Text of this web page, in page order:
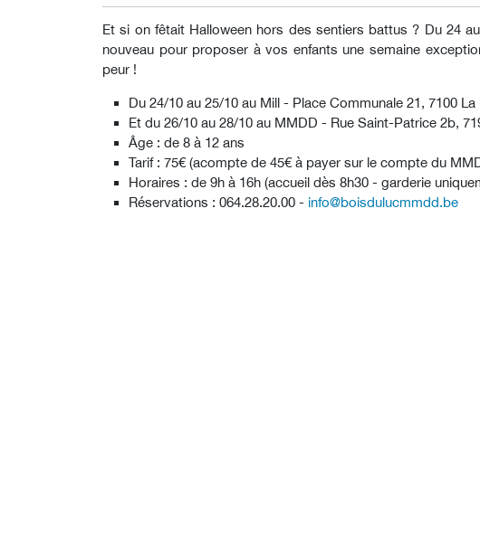
Et si on fêtait Halloween hors des sentiers battus ? Du 24
nouveau pour proposer à vos enfants une semaine
peur !
Du 24/10 au 25/10 au Mill - Place Communale 21, 7100 La
Et du 26/10 au 28/10 au MMDD - Rue Saint-Patrice 2b,
Âge : de 8 à 12 ans
Tarif : 75€ (acompte de 45€ à payer sur le compte du
Horaires : de 9h à 16h (accueil dès 8h30 - garderie
Réservations : 064.28.20.00 - info@boisdulucmmdd.be